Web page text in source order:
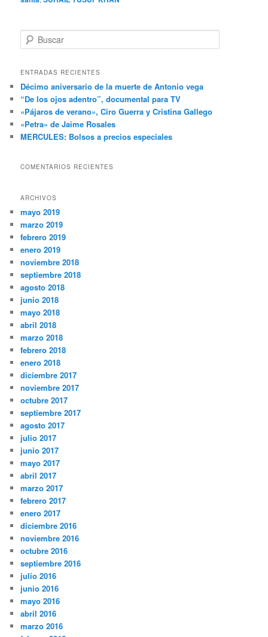
u
c
r
ENTRADAS RECIENTES
Décimo aniversario de la muerte de Antonio vega
“De los ojos adentro”, documental para TV
«Pájaros de verano», Ciro Guerra y Cristina Gallego
«Petra» de Jaime Rosales
MERCULES: Bolsos a precios especiales
COMENTARIOS RECIENTES
ARCHIVOS
mayo 2019
marzo 2019
febrero 2019
enero 2019
noviembre 2018
septiembre 2018
agosto 2018
junio 2018
mayo 2018
abril 2018
marzo 2018
febrero 2018
enero 2018
diciembre 2017
noviembre 2017
octubre 2017
septiembre 2017
agosto 2017
julio 2017
junio 2017
mayo 2017
abril 2017
marzo 2017
febrero 2017
enero 2017
diciembre 2016
noviembre 2016
octubre 2016
septiembre 2016
julio 2016
junio 2016
mayo 2016
abril 2016
marzo 2016